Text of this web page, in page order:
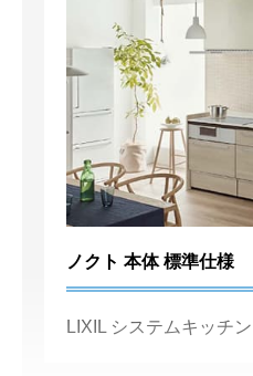
ノクト 本体 標準仕様
LIXIL システムキッチ